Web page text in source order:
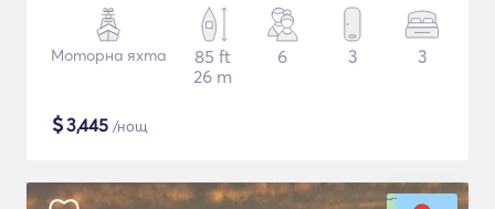
Моторна яхта
85 ft
26 m
6 3 3
$3,445 /нощ